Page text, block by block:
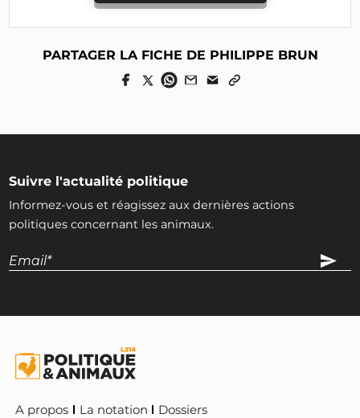
PARTAGER LA FICHE DE PHILIPPE BRUN
Suivre l'actualité politique
Informez-vous et réagissez aux dernières actions
politiques concernant les animaux.
A propos La notation Dossiers